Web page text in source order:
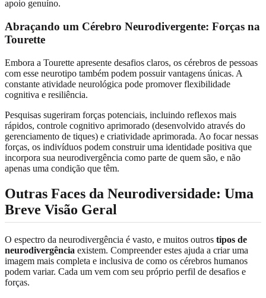
apoio genuíno.
Abraçando um Cérebro Neurodivergente: Forças na
Tourette
Embora a Tourette apresente desafios claros, os cérebros de pessoas
com esse neurotipo também podem possuir vantagens únicas. A
constante atividade neurológica pode promover flexibilidade
cognitiva e resiliência.
Pesquisas sugeriram forças potenciais, incluindo reflexos mais
rápidos, controle cognitivo aprimorado (desenvolvido através do
gerenciamento de tiques) e criatividade aprimorada. Ao focar nessas
forças, os indivíduos podem construir uma identidade positiva que
incorpora sua neurodivergência como parte de quem são, e não
apenas uma condição que têm.
Outras Faces da Neurodiversidade: Uma
Breve Visão Geral
O espectro da neurodivergência é vasto, e muitos outros tipos de
neurodivergência existem. Compreender estes ajuda a criar uma
imagem mais completa e inclusiva de como os cérebros humanos
podem variar. Cada um vem com seu próprio perfil de desafios e
forças.